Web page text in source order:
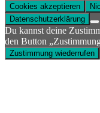
Cookies akzeptieren
Datenschutzerklärung
Du kannst deine
den Button
Zustimmung wiederrufen